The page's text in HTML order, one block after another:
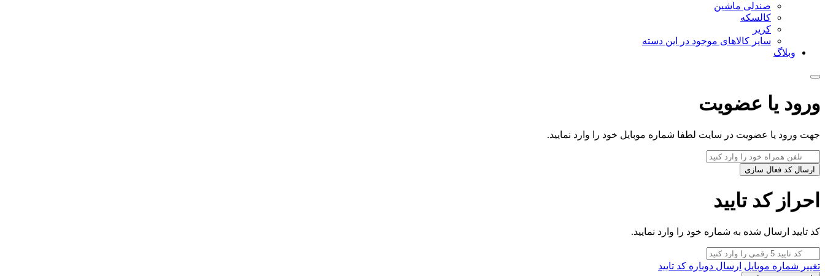
صندلی ماشین
کالسکه
کریر
سایر کالاهای موجود در این دسته
وبلاگ
ورود یا عضویت
جهت ورود یا عضویت در سایت لطفا شماره موبایل خود را وارد نمایید.
ارسال کد فعال سازی
احراز کد تایید
کد تایید ارسال شده به شماره خود را وارد نمایید.
تغییر شماره موبایل ارسال دوباره کد تایید